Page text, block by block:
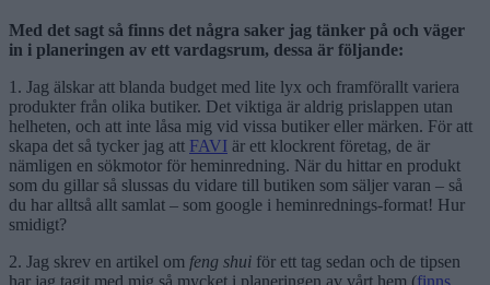
Med det sagt så finns det några saker jag tänker på och väger
in i planeringen av ett vardagsrum, dessa är följande:
1. Jag älskar att blanda budget med lite lyx och framförallt variera
produkter från olika butiker. Det viktiga är aldrig prislappen utan
helheten, och att inte låsa mig vid vissa butiker eller märken. För att
skapa det så tycker jag att FAVI är ett klockrent företag, de är
nämligen en sökmotor för heminredning. När du hittar en produkt
som du gillar så slussas du vidare till butiken som säljer varan – så
du har alltså allt samlat – som google i heminrednings-format! Hur
smidigt?
2. Jag skrev en artikel om feng shui för ett tag sedan och de tipsen